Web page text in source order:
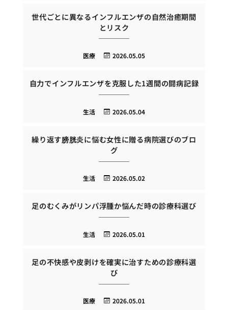
世代ごとに異なるインフルエンザの自然治癒期間
とリスク
2026.05.05
医療
自力でインフルエンザを克服した1週間の闘病記録
2026.05.04
生活
繰り返す膀胱炎に悩む女性に贈る病院選びのブロ
グ
2026.05.02
生活
足のむくみがリンパ浮腫か悩んだ時の診療科選び
2026.05.01
生活
足の不快感や皮剥けを確実に治すための診療科選
び
2026.05.01
医療